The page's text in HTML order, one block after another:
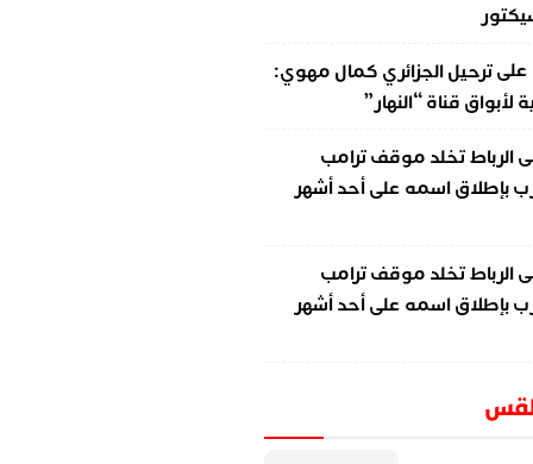
علىترحيل الجزائري كمال مهوي:
قناة “النهار”
الرباط تخلد موقف ترامب
بإطلاق اسمه على أحد أشهر
الرباط تخلد موقف ترامب
بإطلاق اسمه على أحد أشهر